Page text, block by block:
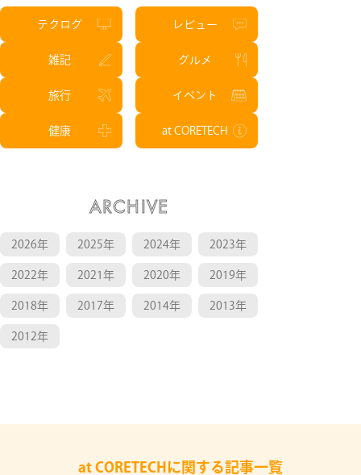
テクログ レビュー
雑記 グルメ
旅行 イベント
健康 at CORETECH
ARCHIVE
2026年 2025年 2024年 2023年
2022年 2021年 2020年 2019年
2018年 2017年 2014年 2013年
2012年
at CORETECHに関する記事一覧